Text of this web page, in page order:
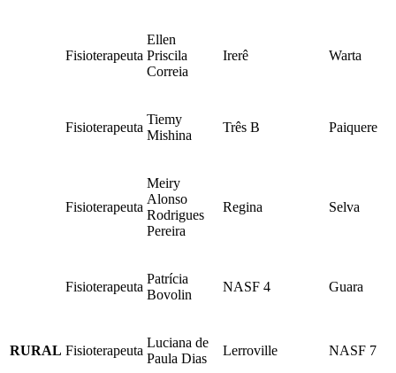
RURAL
Fisioterapeuta
Ellen
Priscila
Correia
Irerê Warta
Fisioterapeuta
Tiemy
Mishina
Três B Paiquere
Fisioterapeuta
Meiry
Alonso
Rodrigues
Pereira
Regina Selva
Fisioterapeuta
Patrícia
Bovolin
NASF 4 Guara
Fisioterapeuta
Luciana de
Paula Dias
Lerroville NASF 7